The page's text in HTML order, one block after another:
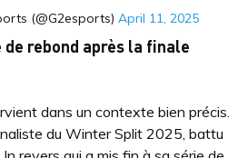
(@G2esports) April 11, 2025
de rebond après la finale
dans un contexte bien précis.
du Winter Split 2025, battu